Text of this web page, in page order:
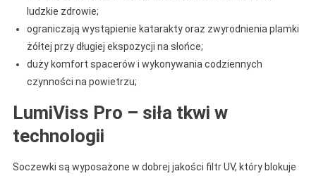
ludzkie zdrowie;
ograniczają wystąpienie katarakty oraz zwyrodnienia plamki
żółtej przy długiej ekspozycji na słońce;
duży komfort spacerów i wykonywania codziennych
czynności na powietrzu;
LumiViss Pro – siła tkwi w
technologii
Soczewki są wyposażone w dobrej jakości filtr UV, który blokuje